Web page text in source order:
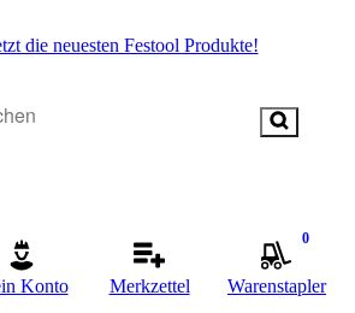
die neuesten Festool Produkte!
Konto Merkzettel
0
Warenstapler